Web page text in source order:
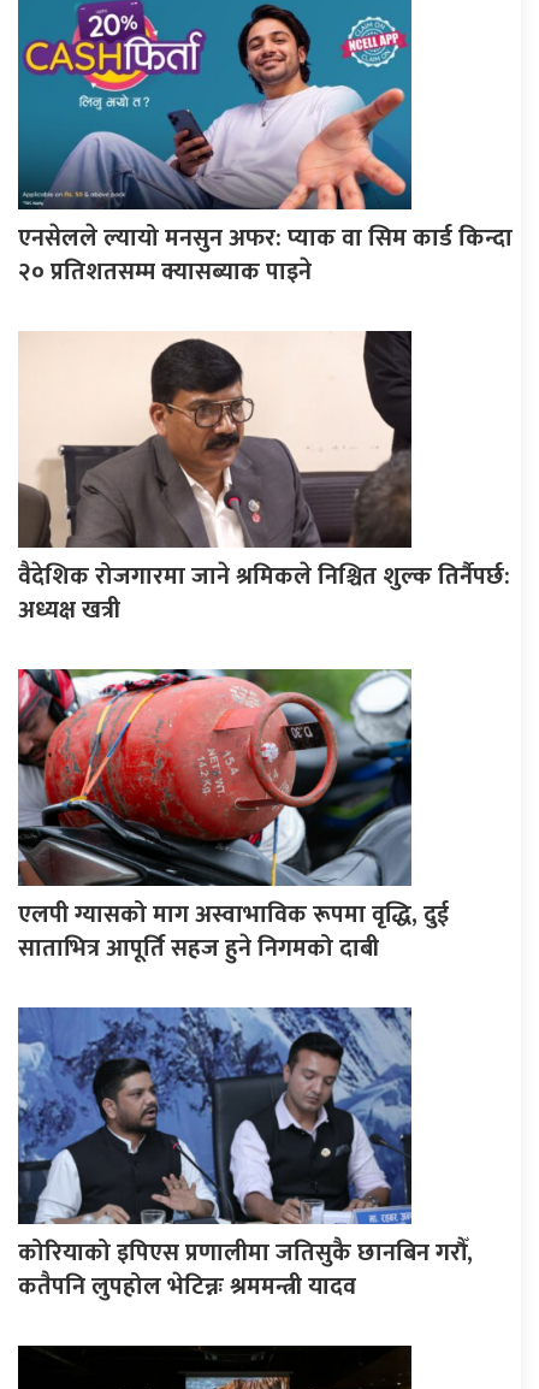
एनसेलले ल्यायो मनसुन अफर: प्याक वा सिम कार्ड किन्दा
२० प्रतिशतसम्म क्यासब्याक पाइने
वैदेशिक रोजगारमा जाने श्रमिकले निश्चित शुल्क तिर्नैपर्छ:
अध्यक्ष खत्री
एलपी ग्यासको माग अस्वाभाविक रूपमा वृद्धि, दुई
साताभित्र आपूर्ति सहज हुने निगमको दाबी
कोरियाको इपिएस प्रणालीमा जतिसुकै छानबिन गरौँ,
कतैपनि लुपहोल भेटिन्नः श्रममन्त्री यादव